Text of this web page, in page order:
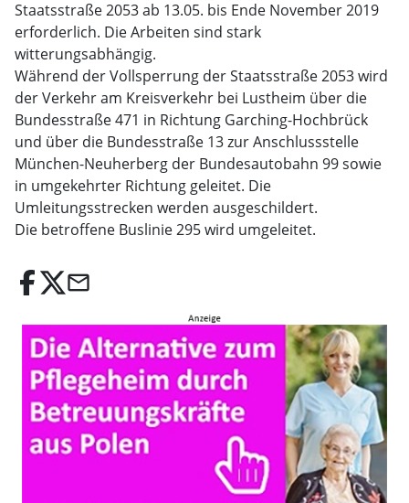
Staatsstraße 2053 ab 13.05. bis Ende November 2019
erforderlich. Die Arbeiten sind stark
witterungsabhängig.
Während der Vollsperrung der Staatsstraße 2053 wird
der Verkehr am Kreisverkehr bei Lustheim über die
Bundesstraße 471 in Richtung Garching-Hochbrück
und über die Bundesstraße 13 zur Anschlussstelle
München-Neuherberg der Bundesautobahn 99 sowie
in umgekehrter Richtung geleitet. Die
Umleitungsstrecken werden ausgeschildert.
Die betroffene Buslinie 295 wird umgeleitet.
email